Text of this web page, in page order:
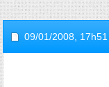
09/01/2008, 17h51